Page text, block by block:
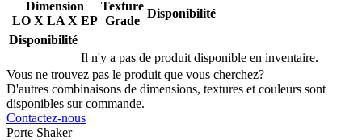
Dimension
LO X LA X EP
Texture
Grade
Disponibilité
Disponibilité
Il n'y a pas de produit disponible en inventaire.
Vous ne trouvez pas le produit que vous cherchez?
D'autres combinaisons de dimensions, textures et couleurs sont
disponibles sur commande.
Contactez-nous
Porte Shaker